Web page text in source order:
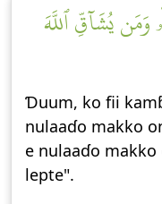
وَمَن يُشَآقِّ ٱللَّهَ
Ɗuum, ko fii
nulaaɗo makko
e nulaaɗo
lepte".